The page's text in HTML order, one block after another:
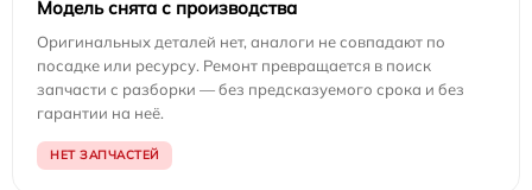
Модель снята с производства
Оригинальных деталей нет, аналоги не совпадают по
посадке или ресурсу. Ремонт превращается в поиск
запчасти с разборки — без предсказуемого срока и без
гарантии на неё.
НЕТ ЗАПЧАСТЕЙ